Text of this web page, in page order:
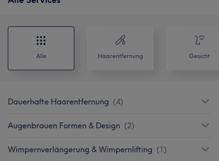
Alle Haarentfernung Gesicht
Dauerhafte Haarentfernung (4)
Augenbrauen Formen & Design (2)
Wimpernverlängerung & Wimpernlifting (1)